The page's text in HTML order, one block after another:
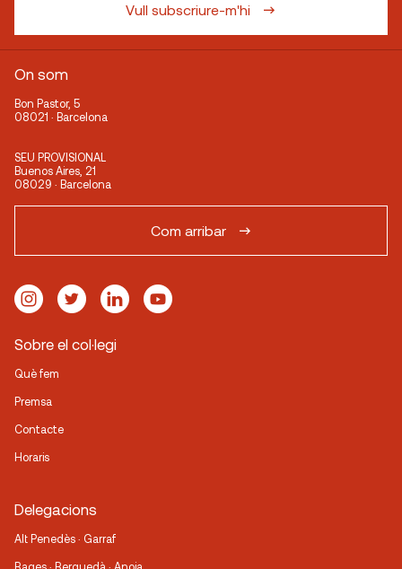
Vull subscriure-m'hi
On som
Bon Pastor, 5
08021 · Barcelona
SEU PROVISIONAL
Buenos Aires, 21
08029 · Barcelona
Com arribar
Sobre el col·legi
Què fem
Premsa
Contacte
Horaris
Delegacions
Alt Penedès · Garraf